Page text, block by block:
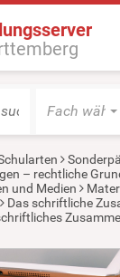
Fach wählen
– rechtliche
und Medien
Das schriftliche